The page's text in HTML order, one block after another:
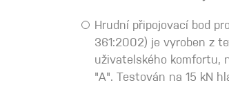
Hrudní připojovací bod
361:2002) je vyroben z
uživatelského komfortu,
"A". Testován na 15 kN